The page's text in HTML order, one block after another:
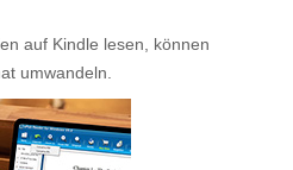
auf Kindle lesen, können
umwandeln.